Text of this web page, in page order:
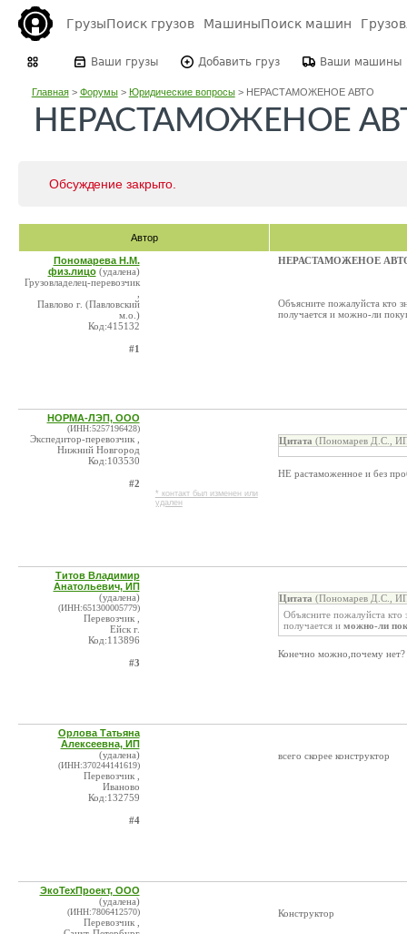
ГрузыПоиск грузов МашиныПоиск машин
Ваши грузы Добавить груз Ваши машины
Главная> Форумы> Юридические вопросы> НЕРАСТАМОЖЕНОЕ АВТО
НЕРАСТАМОЖЕНОЕ
Обсуждение закрыто.
Автор
Пономарева Н.М.
физ.лицо (удалена)
Грузовладелец-перевозчик
Павлово г. (Павловский
м.о.)
Код:415132
#1
НЕРАСТАМОЖЕНОЕ
Объясните пожалуйста
получается и можно-ли
НОРМА-ЛЭП, ООО
(ИНН:5257196428)
Экспедитор-перевозчик ,
Нижний Новгород
Код:103530
#2
* контакт был изменен или
удален
Цитата (Пономарев Д.С.,
НЕ растаможенное и без
Титов Владимир
Анатольевич, ИП
(удалена)
(ИНН:651300005779)
Перевозчик ,
Ейск г.
Код:113896
#3
Цитата (Пономарев Д.С.,
Объясните пожалуйста
получается и можно-ли
Конечно можно,почему нет?
Орлова Татьяна
Алексеевна, ИП
(удалена)
(ИНН:370244141619)
Перевозчик ,
Иваново
Код:132759
#4
всего скорее конструктор
ЭкоТехПроект, ООО
(удалена)
(ИНН:7806412570)
Перевозчик ,
Конструктор